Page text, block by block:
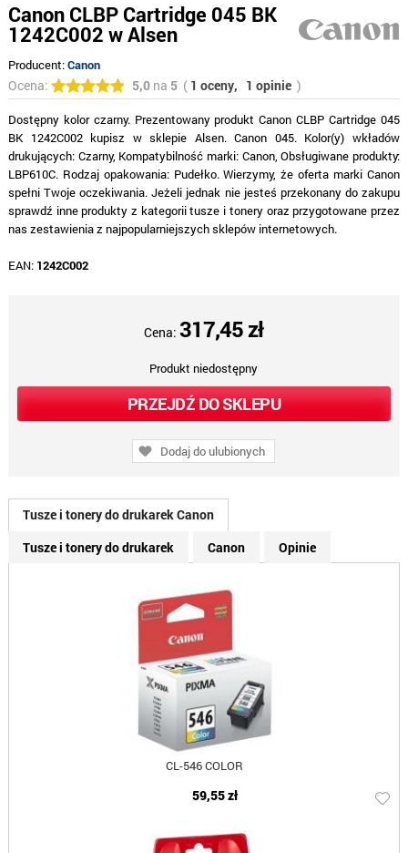
Canon CLBP Cartridge 045 BK
1242C002 w Alsen
Producent:Canon
Ocena: 5,0na 5( 1 oceny, 1 opinie )
Dostępny kolor czarny. Prezentowany produkt Canon CLBP Cartridge 045
BK 1242C002 kupisz w sklepie Alsen. Canon 045. Kolor(y) wkładów
drukujących: Czarny, Kompatybilność marki: Canon, Obsługiwane produkty:
LBP610C. Rodzaj opakowania: Pudełko. Wierzymy, że oferta marki Canon
spełni Twoje oczekiwania. Jeżeli jednak nie jesteś przekonany do zakupu
sprawdź inne produkty z kategorii tusze i tonery oraz przygotowane przez
nas zestawienia z najpopularniejszych sklepów internetowych.
EAN: 1242C002
Cena:317,45 zł
Produkt niedostępny
PRZEJDŹ DO SKLEPU
Dodaj do ulubionych
Tusze i tonery do drukarek Canon
Tusze i tonery do drukarek
Canon Opinie
CL-546 COLOR
59,55 zł